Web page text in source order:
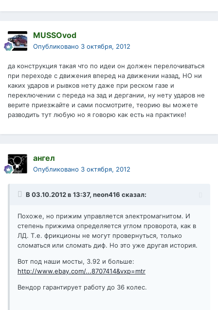
MUSSOvod
Опубликовано 3 октября, 2012
да конструкция такая что по идеи он должен перелочиваться
при переходе с движения вперед на движении назад, НО ни
каких ударов и рывков нету даже при реском газе и
переключении с переда на зад и дергании, ну нету ударов не
верите приезжайте и сами посмотрите, теорию вы можете
разводить тут любую но я говорю как есть на практике!
ангел
Опубликовано 3 октября, 2012
В 03.10.2012 в 13:37, neon416 сказал:
Похоже, но прижим управляется электромагнитом. И
степень прижима определяется углом проворота, как в
ЛД. Т.е. фрикционы не могут провернуться, только
сломаться или сломать диф. Но это уже другая история.
Вот под наши мосты, 3.92 и больше:
http://www.ebay.com/...8707414&vxp=mtr
Вендор гарантирует работу до 36 колес.